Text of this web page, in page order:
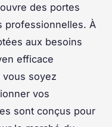
des portes
professionnelles. À
aux besoins
efficace
soyez
vos
sont conçus pour